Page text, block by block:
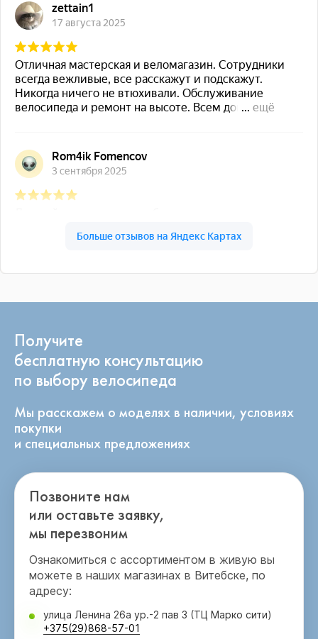
Получите
бесплатную консультацию
по выбору велосипеда
Мы расскажем о моделях в наличии, условиях
покупки
и специальных предложениях
Позвоните нам
или оставьте заявку,
мы перезвоним
Ознакомиться с ассортиментом в живую вы
можете в наших магазинах в Витебске, по
адресу:
улица Ленина 26а ур.-2 пав 3 (ТЦ Марко сити)
+375(29)868-57-01